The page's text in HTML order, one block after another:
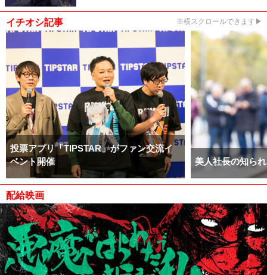
イチオシ記事 ※横スクロールできます▶
投票アプリ「TIPSTAR」がファン交流イ
ベント開催
美人社長の知ら
配給映画